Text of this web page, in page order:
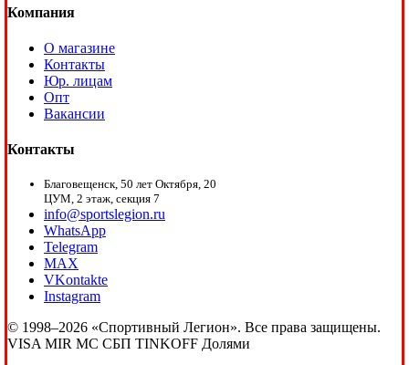
Компания
О магазине
Контакты
Юр. лицам
Опт
Вакансии
Контакты
Благовещенск, 50 лет Октября, 20
ЦУМ, 2 этаж, секция 7
info@sportslegion.ru
WhatsApp
Telegram
MAX
VKontakte
Instagram
© 1998–2026 «Спортивный Легион». Все права защищены.
VISA MIR MC СБП TINKOFF Долями